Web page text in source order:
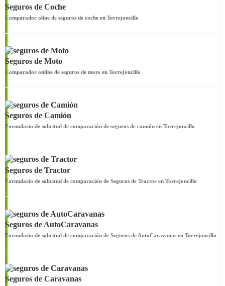
Seguros de Coche
Comparador oline de seguros de coche en Torrejoncillo
Seguros de Moto
Comparador online de seguros de moto en Torrejoncillo
Seguros de Camión
Formulario de solicitud de comparación de seguros de camión en Torrejoncillo
Seguros de Tractor
Formulario de solicitud de comparación de Seguros de Tractor en Torrejoncillo
Seguros de AutoCaravanas
Formulario de solicitud de comparación de Seguros de AutoCaravanas en Torrejoncillo
Seguros de Caravanas